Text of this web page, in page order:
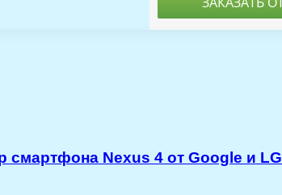
смартфона Nexus 4 от Google и LG